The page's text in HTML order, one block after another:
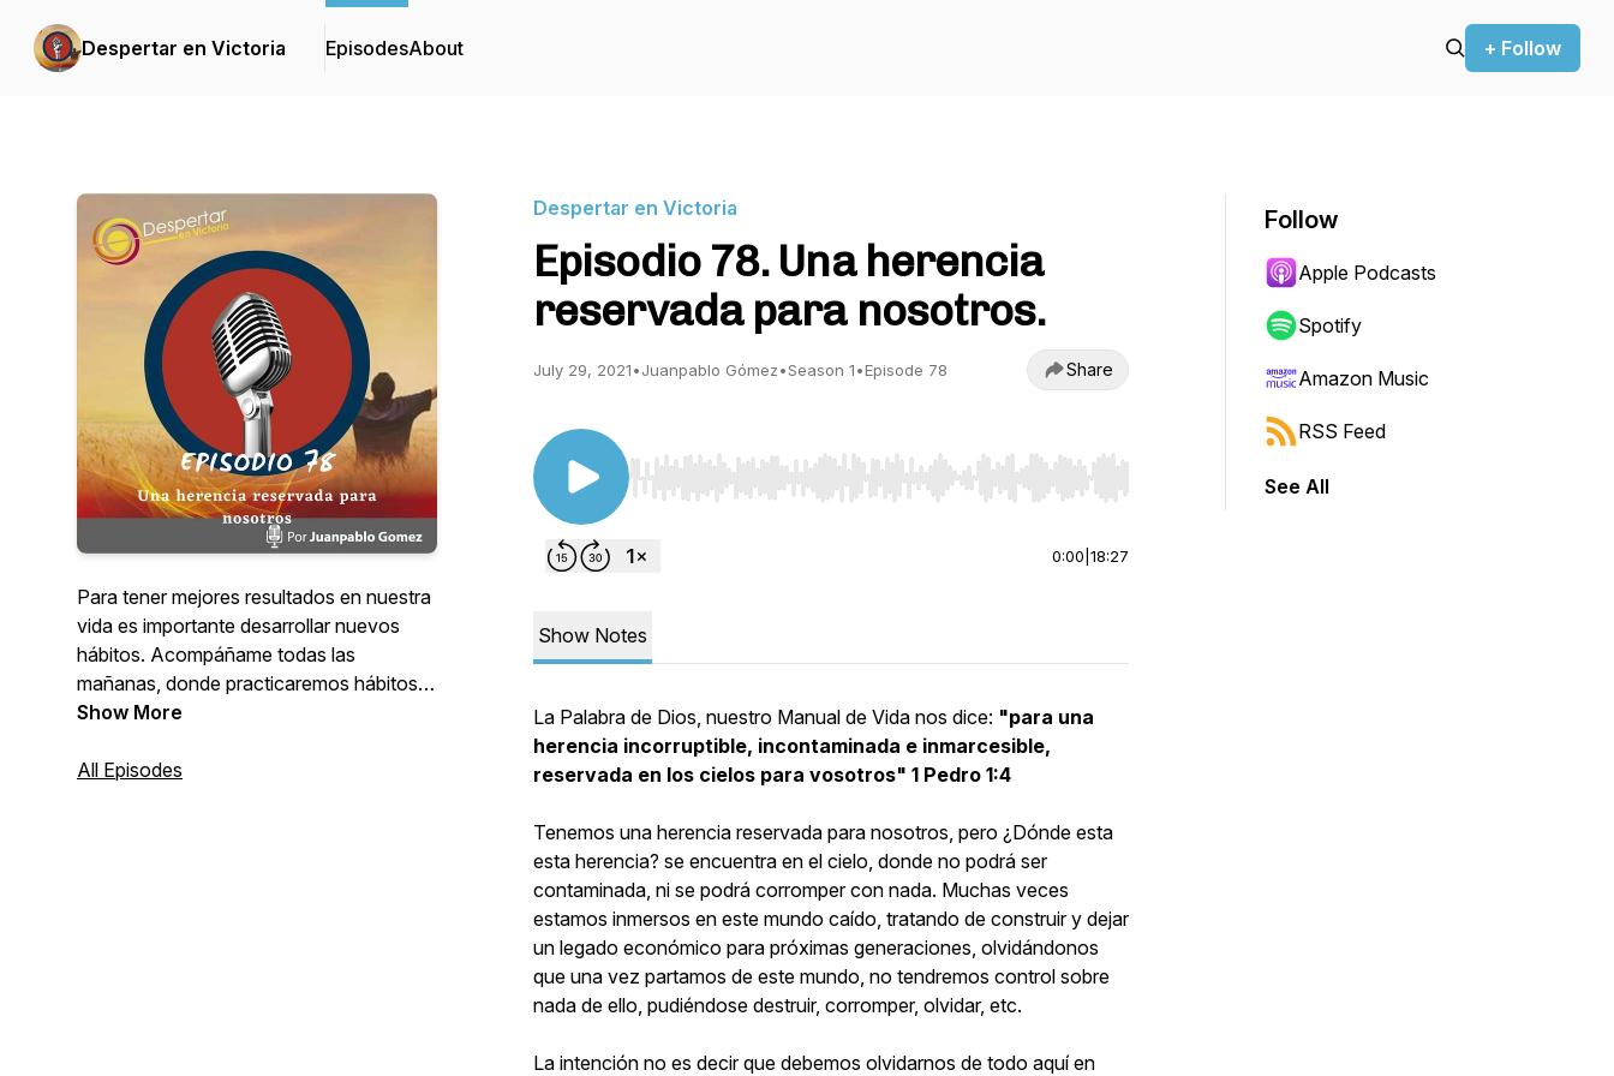
Despertar en Victoria EpisodesAbout + Follow
Para tener mejores resultados en nuestra
vida es importante desarrollar nuevos
hábitos. Acompáñame todas las
mañanas, donde practicaremos hábitos
de éxito... Oración, adoración, palabras
Show More
All Episodes
Despertar en Victoria
Episodio 78. Una herencia
reservada para nosotros.
July 29, 2021•Juanpablo Gómez•Season 1•Episode 78 Share
Use Left/Right to seek, Home/End to jump to start or end. Hold shift to jump forward or backward.
0:00 18:27
Show Notes
La Palabra de Dios, nuestro Manual de Vida nos dice: "para una
herencia incorruptible, incontaminada e inmarcesible,
reservada en los cielos para vosotros" 1 Pedro 1:4
Tenemos una herencia reservada para nosotros, pero ¿Dónde esta
esta herencia? se encuentra en el cielo, donde no podrá ser
contaminada, ni se podrá corromper con nada. Muchas veces
estamos inmersos en este mundo caído, tratando de construir y dejar
un legado económico para próximas generaciones, olvidándonos
que una vez partamos de este mundo, no tendremos control sobre
nada de ello, pudiéndose destruir, corromper, olvidar, etc.
La intención no es decir que debemos olvidarnos de todo aquí en
Follow
Apple Podcasts
Spotify
Amazon Music
RSS Feed
See All